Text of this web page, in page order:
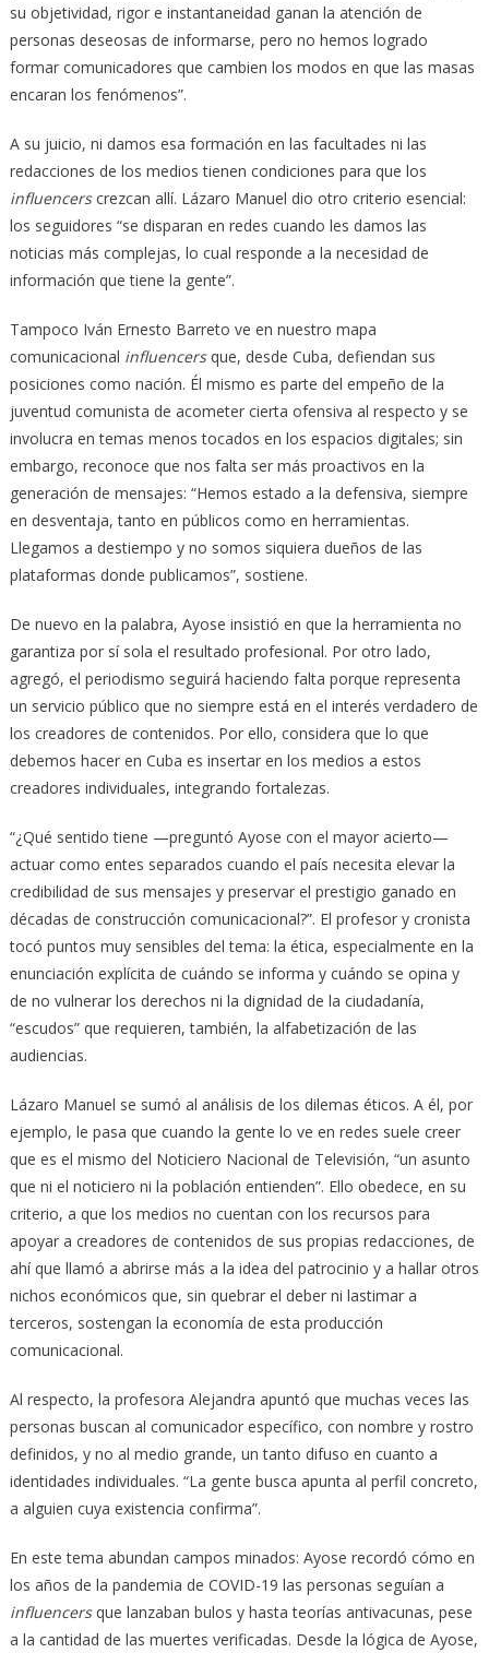
su objetividad, rigor e instantaneidad ganan la atención de
personas deseosas de informarse, pero no hemos logrado
formar comunicadores que cambien los modos en que las masas
encaran los fenómenos”.
A su juicio, ni damos esa formación en las facultades ni las
redacciones de los medios tienen condiciones para que los
influencerscrezcan allí. Lázaro Manuel dio otro criterio esencial:
los seguidores “se disparan en redes cuando les damos las
noticias más complejas, lo cual responde a la necesidad de
información que tiene la gente”.
Tampoco Iván Ernesto Barreto ve en nuestro mapa
comunicacional influencersque, desde Cuba, defiendan sus
posiciones como nación. Él mismo es parte del empeño de la
juventud comunista de acometer cierta ofensiva al respecto y se
involucra en temas menos tocados en los espacios digitales; sin
embargo, reconoce que nos falta ser más proactivos en la
generación de mensajes: “Hemos estado a la defensiva, siempre
en desventaja, tanto en públicos como en herramientas.
Llegamos a destiempo y no somos siquiera dueños de las
plataformas donde publicamos”, sostiene.
De nuevo en la palabra, Ayose insistió en que la herramienta no
garantiza por sí sola el resultado profesional. Por otro lado,
agregó, el periodismo seguirá haciendo falta porque representa
un servicio público que no siempre está en el interés verdadero de
los creadores de contenidos. Por ello, considera que lo que
debemos hacer en Cuba es insertar en los medios a estos
creadores individuales, integrando fortalezas.
“¿Qué sentido tiene —preguntó Ayose con el mayor acierto—
actuar como entes separados cuando el país necesita elevar la
credibilidad de sus mensajes y preservar el prestigio ganado en
décadas de construcción comunicacional?”. El profesor y cronista
tocó puntos muy sensibles del tema: la ética, especialmente en la
enunciación explícita de cuándo se informa y cuándo se opina y
de no vulnerar los derechos ni la dignidad de la ciudadanía,
“escudos” que requieren, también, la alfabetización de las
audiencias.
Lázaro Manuel se sumó al análisis de los dilemas éticos. A él, por
ejemplo, le pasa que cuando la gente lo ve en redes suele creer
que es el mismo del Noticiero Nacional de Televisión, “un asunto
que ni el noticiero ni la población entienden”. Ello obedece, en su
criterio, a que los medios no cuentan con los recursos para
apoyar a creadores de contenidos de sus propias redacciones, de
ahí que llamó a abrirse más a la idea del patrocinio y a hallar otros
nichos económicos que, sin quebrar el deber ni lastimar a
terceros, sostengan la economía de esta producción
comunicacional.
Al respecto, la profesora Alejandra apuntó que muchas veces las
personas buscan al comunicador específico, con nombre y rostro
definidos, y no al medio grande, un tanto difuso en cuanto a
identidades individuales. “La gente busca apunta al perfil concreto,
a alguien cuya existencia confirma”.
En este tema abundan campos minados: Ayose recordó cómo en
los años de la pandemia de COVID-19 las personas seguían a
influencersque lanzaban bulos y hasta teorías antivacunas, pese
a la cantidad de las muertes verificadas. Desde la lógica de Ayose,